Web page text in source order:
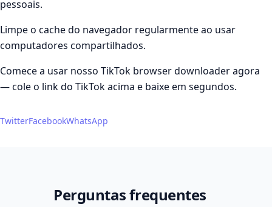
pessoais.
Limpe o cache do navegador regularmente ao usar
computadores compartilhados.
Comece a usar nosso TikTok browser downloader agora
— cole o link do TikTok acima e baixe em segundos.
TwitterFacebookWhatsApp
Perguntas frequentes